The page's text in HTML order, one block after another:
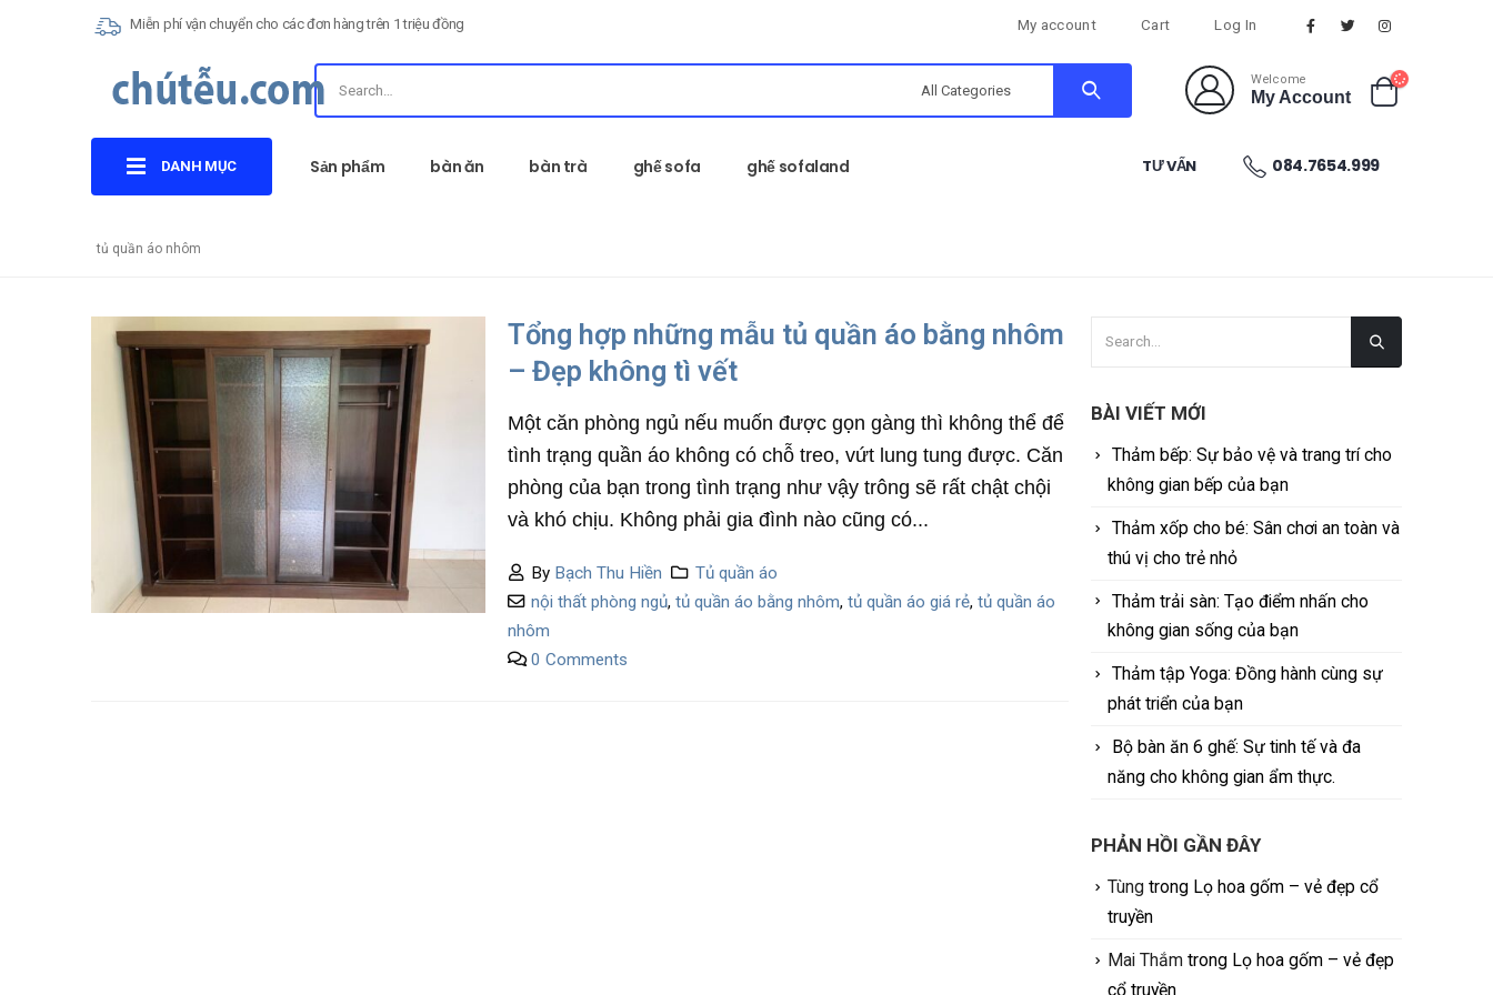
Miễn phí vận chuyển cho các đơn hàng trên 1 triệu đồng My account Cart Log In
Welcome
My Account
DANH MỤC Sản phẩm bàn ăn bàn trà ghế sofa ghế sofaland TƯ VẤN 084.7654.999
tủ quần áo nhôm
Tổng hợp những mẫu tủ quần áo bằng nhôm
– Đẹp không tì vết
Một căn phòng ngủ nếu muốn được gọn gàng thì không thể để
tình trạng quần áo không có chỗ treo, vứt lung tung được. Căn
phòng của bạn trong tình trạng như vậy trông sẽ rất chật chội
và khó chịu. Không phải gia đình nào cũng có...
By Bạch Thu Hiền
Tủ quần áo
nội thất phòng ngủ,tủ quần áo bằng nhôm,tủ quần áo giá rẻ,tủ quần áo
nhôm
0 Comments
BÀI VIẾT MỚI
Thảm bếp: Sự bảo vệ và trang trí cho
không gian bếp của bạn
Thảm xốp cho bé: Sân chơi an toàn và
thú vị cho trẻ nhỏ
Thảm trải sàn: Tạo điểm nhấn cho
không gian sống của bạn
Thảm tập Yoga: Đồng hành cùng sự
phát triển của bạn
Bộ bàn ăn 6 ghế: Sự tinh tế và đa
năng cho không gian ẩm thực.
PHẢN HỒI GẦN ĐÂY
Tùng trong Lọ hoa gốm – vẻ đẹp cổ
truyền
Mai Thắm trong Lọ hoa gốm – vẻ đẹp
cổ truyền